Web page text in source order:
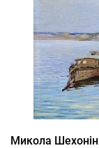
Микола Шехонін